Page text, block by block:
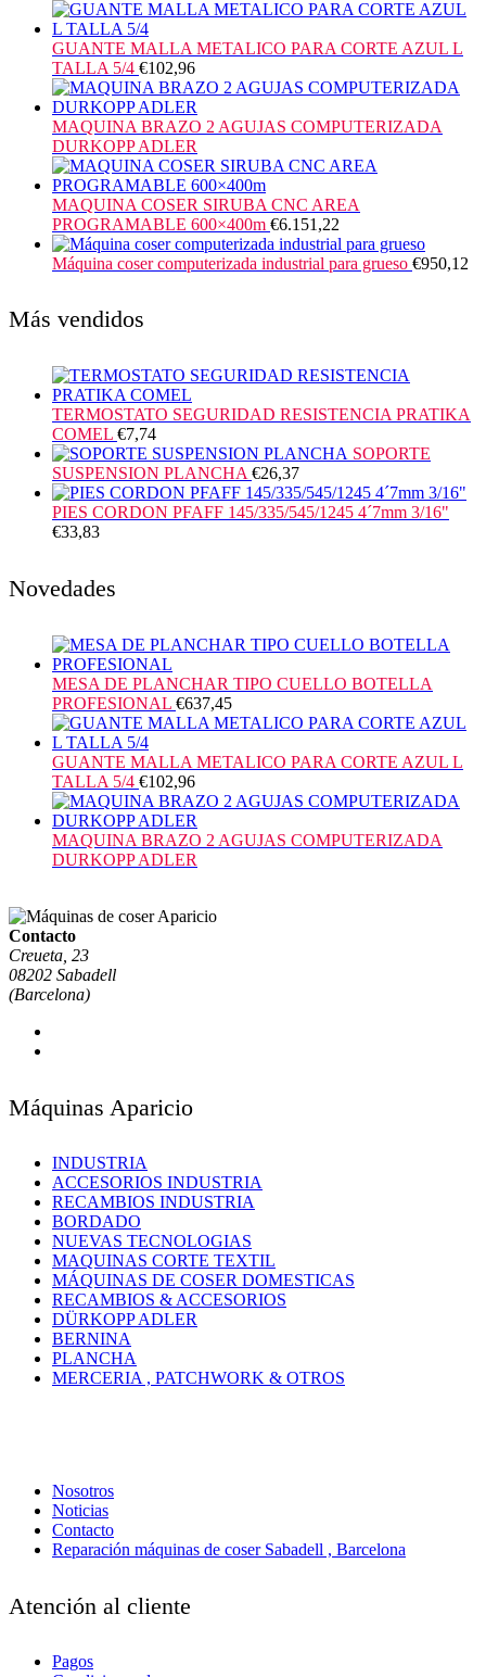
GUANTE MALLA METALICO PARA CORTE AZUL L
TALLA 5/4 €102,96
MAQUINA BRAZO 2 AGUJAS COMPUTERIZADA
DURKOPP ADLER
MAQUINA COSER SIRUBA CNC AREA
PROGRAMABLE 600×400m €6.151,22
Máquina coser computerizada industrial para grueso €950,12
Más vendidos
TERMOSTATO SEGURIDAD RESISTENCIA PRATIKA
COMEL €7,74
SOPORTE
SUSPENSION PLANCHA €26,37
PIES CORDON PFAFF 145/335/545/1245 4´7mm 3/16"
€33,83
Novedades
MESA DE PLANCHAR TIPO CUELLO BOTELLA
PROFESIONAL €637,45
GUANTE MALLA METALICO PARA CORTE AZUL L
TALLA 5/4 €102,96
MAQUINA BRAZO 2 AGUJAS COMPUTERIZADA
DURKOPP ADLER
Contacto
Creueta, 23
08202 Sabadell
(Barcelona)
Máquinas Aparicio
INDUSTRIA
ACCESORIOS INDUSTRIA
RECAMBIOS INDUSTRIA
BORDADO
NUEVAS TECNOLOGIAS
MAQUINAS CORTE TEXTIL
MÁQUINAS DE COSER DOMESTICAS
RECAMBIOS & ACCESORIOS
DÜRKOPP ADLER
BERNINA
PLANCHA
MERCERIA , PATCHWORK & OTROS
Nosotros
Noticias
Contacto
Reparación máquinas de coser Sabadell , Barcelona
Atención al cliente
Pagos